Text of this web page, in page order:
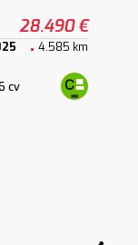
28.490 €
4.585 km
cv